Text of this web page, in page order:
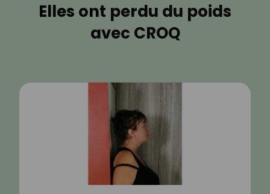
Elles ont perdu du poids
avec CROQ